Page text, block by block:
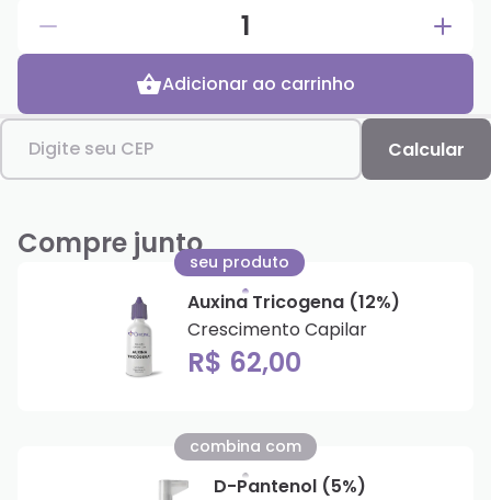
1
Adicionar ao carrinho
Digite seu CEP Calcular
Compre junto
seu produto
Auxina Tricogena (12%)
Crescimento Capilar
R$ 62,00
combina com
D-Pantenol (5%)